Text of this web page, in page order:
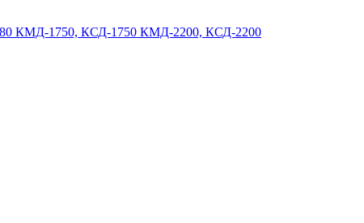
КМД-1750, КСД-1750 КМД-2200, КСД-2200